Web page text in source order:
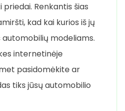
Renkantis šias
kad kai kurios iš jų
modeliams.
internetinėje
pasidomėkite ar
tiks jūsų automobilio